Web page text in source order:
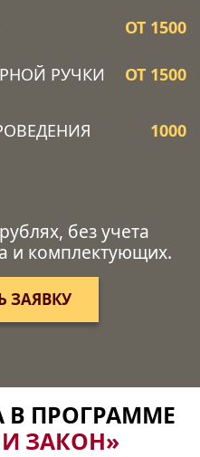
ОТ 1500
РУЧКИ
ОТ 1500
1000
без учета
и комплектующих.
ЗАЯВКУ
В ПРОГРАММЕ
ЗАКОН»